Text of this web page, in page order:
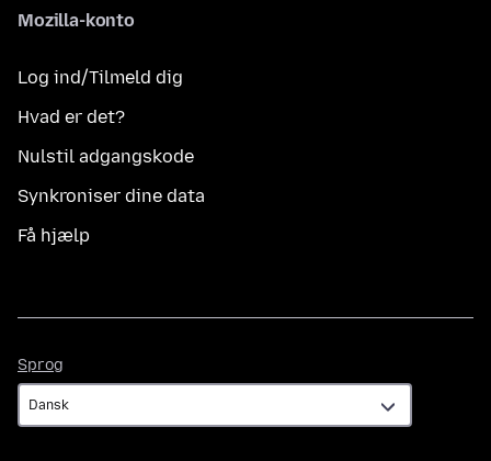
Mozilla-konto
Log ind/Tilmeld dig
Hvad er det?
Nulstil adgangskode
Synkroniser dine data
Få hjælp
Sprog